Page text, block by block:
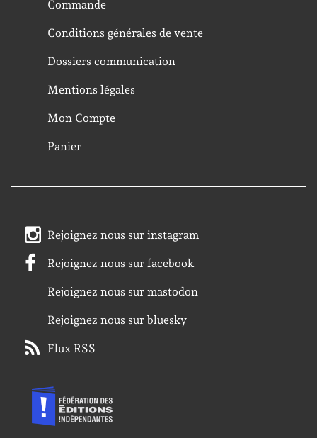
Commande
Conditions générales de vente
Dossiers communication
Mentions légales
Mon Compte
Panier
Rejoignez nous sur instagram
Rejoignez nous sur facebook
Rejoignez nous sur mastodon
Rejoignez nous sur bluesky
Flux RSS